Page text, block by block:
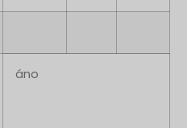
áno